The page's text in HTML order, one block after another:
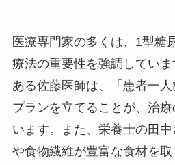
医療専門家の多くは、1型糖
療法の重要性を強調してい
ある佐藤医師は、「患者一
プランを立てることが、治
います。また、栄養士の田
や食物繊維が豊富な食材を